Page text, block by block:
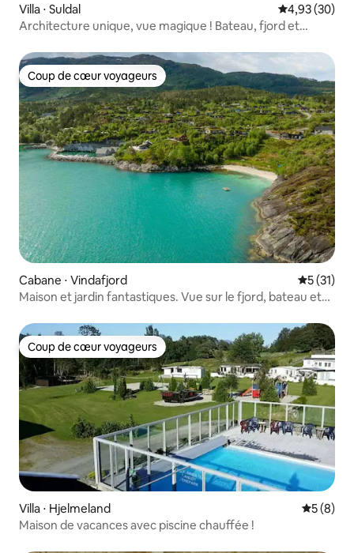
Villa ⋅ Suldal Évaluation
4,93 (30)
Architecture unique, vue magique ! Bateau, fjord et
Coup de cœur voyageurs
Coup de cœur voyageurs
Cabane ⋅ Vindafjord
5 (31)
Maison et jardin fantastiques. Vue sur le fjord, bateau et
Coup de cœur voyageurs
Coup de cœur voyageurs
Villa ⋅ Hjelmeland
5 (8)
Maison de vacances avec piscine chauffée !